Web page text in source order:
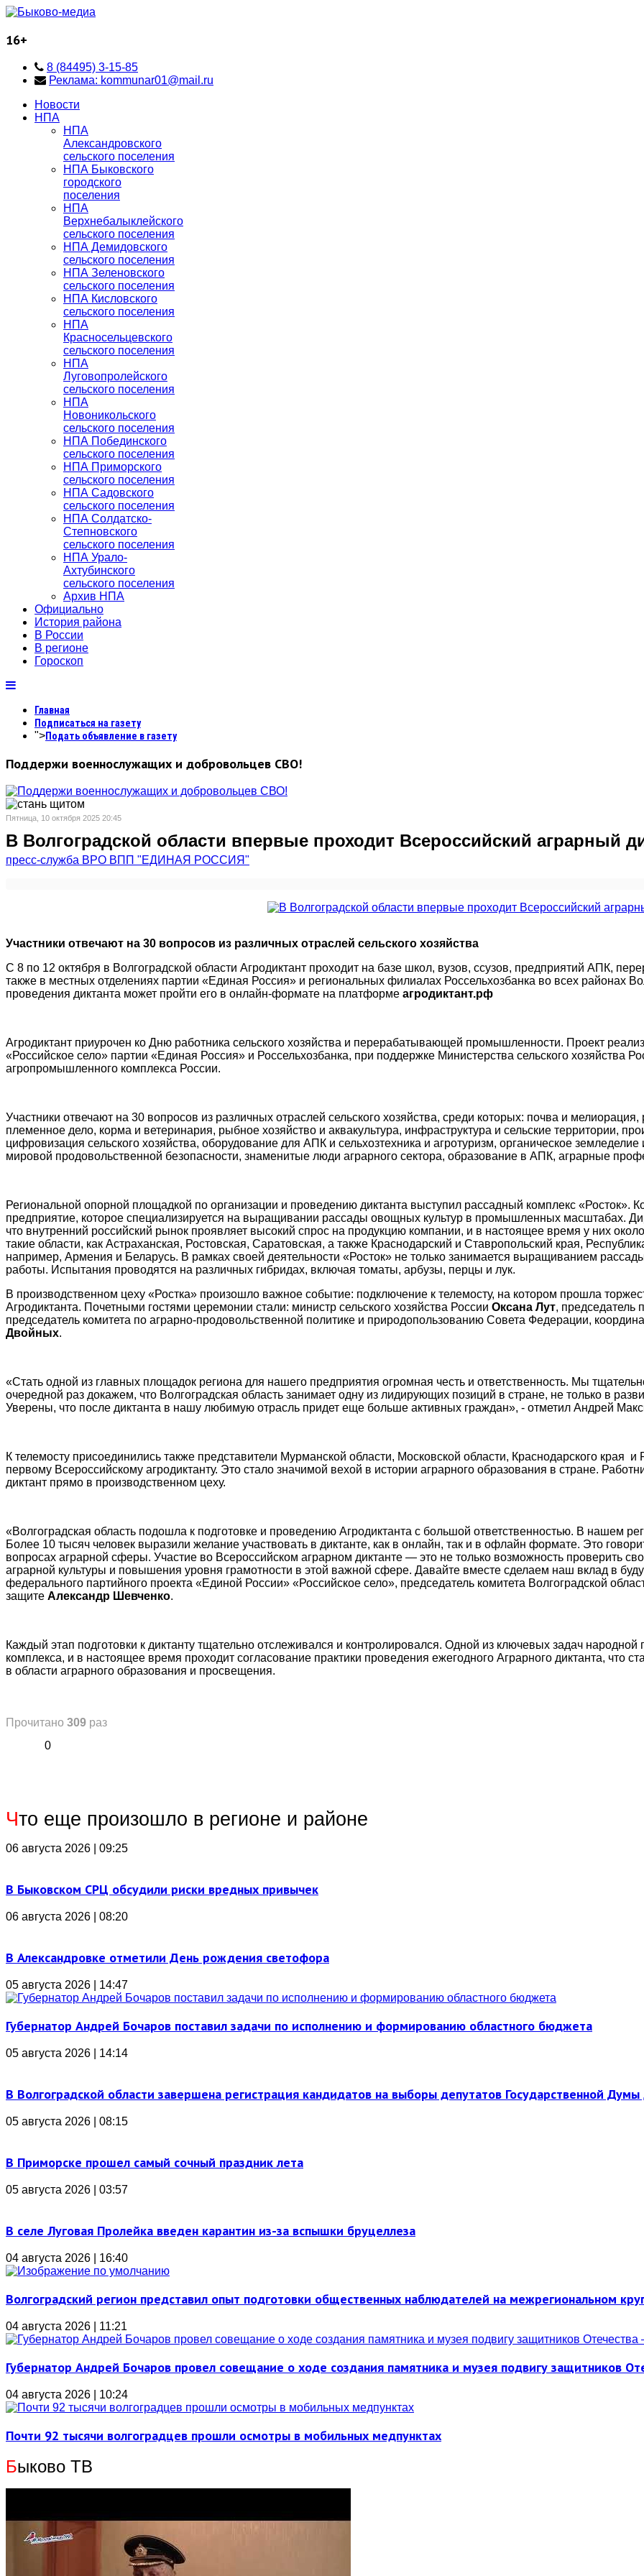
16+
8 (84495) 3-15-85
Реклама: kommunar01@mail.ru
Новости
НПА
НПА
Александровского
сельского поселения
НПА Быковского
городского
поселения
НПА
Верхнебалыклейского
сельского поселения
НПА Демидовского
сельского поселения
НПА Зеленовского
сельского поселения
НПА Кисловского
сельского поселения
НПА
Красносельцевского
сельского поселения
НПА
Луговопролейского
сельского поселения
НПА
Новоникольского
сельского поселения
НПА Побединского
сельского поселения
НПА Приморского
сельского поселения
НПА Садовского
сельского поселения
НПА Солдатско-
Степновского
сельского поселения
НПА Урало-
Ахтубинского
сельского поселения
Архив НПА
Официально
История района
В России
В регионе
Гороскоп
Главная
Подписаться на газету
">Подать объявление в газету
Поддержи военнослужащих и добровольцев СВО!
Пятница, 10 октября 2025 20:45
В Волгоградской области впервые проходит Всероссийский аграрный
пресс-служба ВРО ВПП "ЕДИНАЯ РОССИЯ"
Участники отвечают на 30 вопросов из различных отраслей сельского хозяйства
С 8 по 12 октября в Волгоградской области Агродиктант проходит на базе школ, вузов, ссузов, предприятий АПК,
также в местных отделениях партии «Единая Россия» и региональных филиалах Россельхозбанка во всех районах
проведения диктанта может пройти его в онлайн-формате на платформе агродиктант.рф
Агродиктант приурочен ко Дню работника сельского хозяйства и перерабатывающей промышленности. Проект
«Российское село» партии «Единая Россия» и Россельхозбанка, при поддержке Министерства сельского хозяйства
агропромышленного комплекса России.
Участники отвечают на 30 вопросов из различных отраслей сельского хозяйства, среди которых: почва и
племенное дело, корма и ветеринария, рыбное хозяйство и аквакультура, инфраструктура и сельские территории,
цифровизация сельского хозяйства, оборудование для АПК и сельхозтехника и агротуризм, органическое
мировой продовольственной безопасности, знаменитые люди аграрного сектора, образование в АПК, аграрные
Региональной опорной площадкой по организации и проведению диктанта выступил рассадный комплекс «Росток».
предприятие, которое специализируется на выращивании рассады овощных культур в промышленных масштабах.
что внутренний российский рынок проявляет высокий спрос на продукцию компании, и в настоящее время у них
такие области, как Астраханская, Ростовская, Саратовская, а также Краснодарский и Ставропольский края,
например, Армения и Беларусь. В рамках своей деятельности «Росток» не только занимается выращиванием
работы. Испытания проводятся на различных гибридах, включая томаты, арбузы, перцы и лук.
В производственном цеху «Ростка» произошло важное событие: подключение к телемосту, на котором прошла
Агродиктанта. Почетными гостями церемонии стали: министр сельского хозяйства России Оксана Лут, председатель
председатель комитета по аграрно-продовольственной политике и природопользованию Совета Федерации,
Двойных.
«Стать одной из главных площадок региона для нашего предприятия огромная честь и ответственность. Мы
очередной раз докажем, что Волгоградская область занимает одну из лидирующих позиций в стране, не только в
Уверены, что после диктанта в нашу любимую отрасль придет еще больше активных граждан», - отметил Андрей
К телемосту присоединились также представители Мурманской области, Московской области, Краснодарского края
первому Всероссийскому агродиктанту. Это стало значимой вехой в истории аграрного образования в стране.
диктант прямо в производственном цеху.
«Волгоградская область подошла к подготовке и проведению Агродиктанта с большой ответственностью. В нашем
Более 10 тысяч человек выразили желание участвовать в диктанте, как в онлайн, так и в офлайн формате. Это
вопросах аграрной сферы. Участие во Всероссийском аграрном диктанте — это не только возможность проверить
аграрной культуры и повышения уровня грамотности в этой важной сфере. Давайте вместе сделаем наш вклад в
федерального партийного проекта «Единой России» «Российское село», председатель комитета Волгоградской
защите Александр Шевченко.
Каждый этап подготовки к диктанту тщательно отслеживался и контролировался. Одной из ключевых задач
комплекса, и в настоящее время проходит согласование практики проведения ежегодного Аграрного диктанта,
в области аграрного образования и просвещения.
Прочитано 309 раз
0
Что еще произошло в регионе и районе
06 августа 2026 | 09:25
В Быковском СРЦ обсудили риски вредных привычек
06 августа 2026 | 08:20
В Александровке отметили День рождения светофора
05 августа 2026 | 14:47
Губернатор Андрей Бочаров поставил задачи по исполнению и формированию областного бюджета
05 августа 2026 | 14:14
В Волгоградской области завершена регистрация кандидатов на выборы депутатов Государственной Думы
05 августа 2026 | 08:15
В Приморске прошел самый сочный праздник лета
05 августа 2026 | 03:57
В селе Луговая Пролейка введен карантин из-за вспышки бруцеллеза
04 августа 2026 | 16:40
Волгоградский регион представил опыт подготовки общественных наблюдателей на межрегиональном
04 августа 2026 | 11:21
Губернатор Андрей Бочаров провел совещание о ходе создания памятника и музея подвигу защитников
04 августа 2026 | 10:24
Почти 92 тысячи волгоградцев прошли осмотры в мобильных медпунктах
Быково ТВ